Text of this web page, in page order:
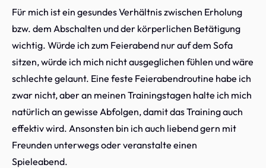
Für mich ist ein gesundes Verhältnis zwischen Erholung
bzw. dem Abschalten und der körperlichen Betätigung
wichtig. Würde ich zum Feierabend nur auf dem Sofa
sitzen, würde ich mich nicht ausgeglichen fühlen und wäre
schlechte gelaunt. Eine feste Feierabendroutine habe ich
zwar nicht, aber an meinen Trainingstagen halte ich mich
natürlich an gewisse Abfolgen, damit das Training auch
effektiv wird. Ansonsten bin ich auch liebend gern mit
Freunden unterwegs oder veranstalte einen
Spieleabend.